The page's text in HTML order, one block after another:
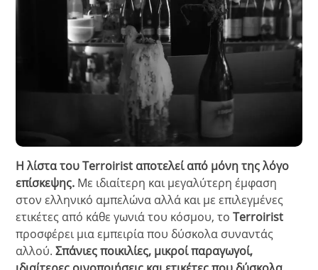
Η λίστα του Terroirist αποτελεί από μόνη της λόγο
επίσκεψης. Με ιδιαίτερη και μεγαλύτερη έμφαση
στον ελληνικό αμπελώνα αλλά και με επιλεγμένες
ετικέτες από κάθε γωνιά του κόσμου, τοTerroirist
προσφέρει μια εμπειρία που δύσκολα συναντάς
αλλού.Σπάνιες ποικιλίες, μικροί παραγωγοί,